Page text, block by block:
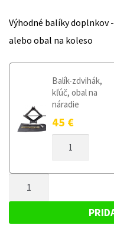
Výhodné balíky doplnkov
alebo obal na koleso
Balík-zdvihák,
kľúč, obal na
náradie
45 €
DOJAZDOVÉ
AUDI
D4
2010-
AUDI